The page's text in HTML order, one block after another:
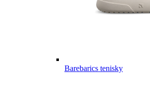
Barebarics tenisky